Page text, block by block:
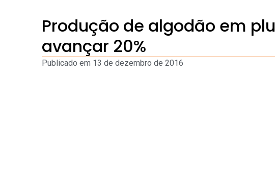
Produção de algodão em
avançar 20%
Publicado em 13 de dezembro de 2016